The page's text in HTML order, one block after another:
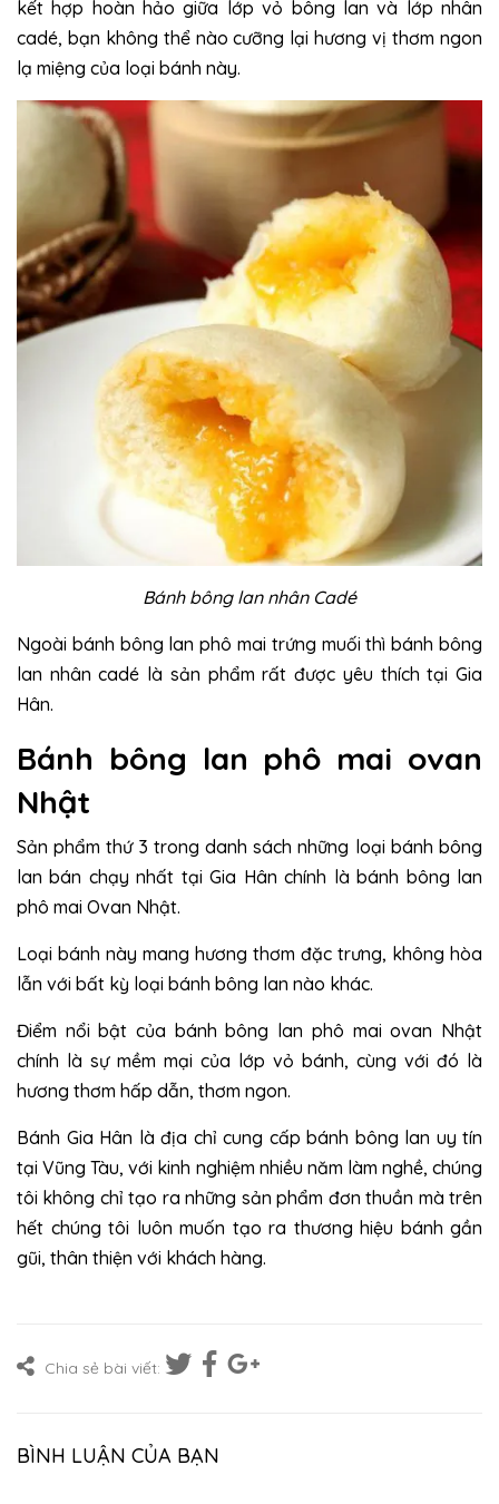
kết hợp hoàn hảo giữa lớp vỏ bông lan và lớp nhân
cadé, bạn không thể nào cưỡng lại hương vị thơm ngon
lạ miệng của loại bánh này.
Bánh bông lan nhân Cadé
Ngoài bánh bông lan phô mai trứng muối thì bánh bông
lan nhân cadé là sản phẩm rất được yêu thích tại Gia
Hân.
Bánh bông lan phô mai ovan
Nhật
Sản phẩm thứ 3 trong danh sách những loại bánh bông
lan bán chạy nhất tại Gia Hân chính là bánh bông lan
phô mai Ovan Nhật.
Loại bánh này mang hương thơm đặc trưng, không hòa
lẫn với bất kỳ loại bánh bông lan nào khác.
Điểm nổi bật của bánh bông lan phô mai ovan Nhật
chính là sự mềm mại của lớp vỏ bánh, cùng với đó là
hương thơm hấp dẫn, thơm ngon.
Bánh Gia Hân là địa chỉ cung cấp bánh bông lan uy tín
tại Vũng Tàu, với kinh nghiệm nhiều năm làm nghề, chúng
tôi không chỉ tạo ra những sản phẩm đơn thuần mà trên
hết chúng tôi luôn muốn tạo ra thương hiệu bánh gần
gũi, thân thiện với khách hàng.
Chia sẻ bài viết:
BÌNH LUẬN CỦA BẠN